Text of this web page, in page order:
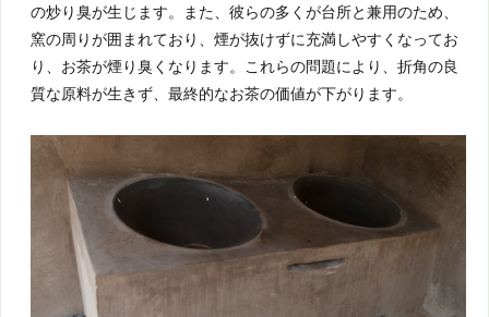
の炒り臭が生じます。また、彼らの多くが台所と兼用のため、
窯の周りが囲まれており、煙が抜けずに充満しやすくなってお
り、お茶が煙り臭くなります。これらの問題により、折角の良
質な原料が生きず、最終的なお茶の価値が下がります。